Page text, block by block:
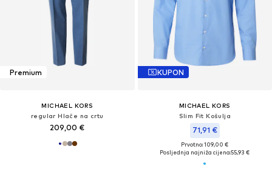
Premium
MICHAEL KORS
regular Hlače na crtu
209,00 €
KUPON
MICHAEL KORS
Slim Fit Košulja
71,91 €
Prvotno: 109,00 €
Posljednja najniža cijena:55,93 €